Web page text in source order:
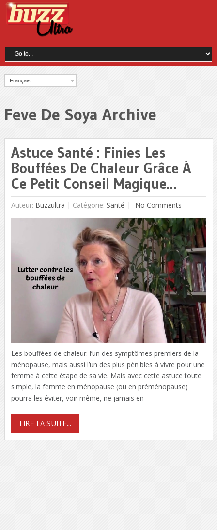
Français
Feve De Soya Archive
Astuce Santé : Finies Les
Bouffées De Chaleur Grâce À
Ce Petit Conseil Magique…
Auteur: Buzzultra | Catégorie: Santé No Comments
Les bouffées de chaleur: l’un des symptômes premiers de la
ménopause, mais aussi l’un des plus pénibles à vivre pour une
femme à cette étape de sa vie. Mais avec cette astuce toute
simple, la femme en ménopause (ou en préménopause)
pourra les éviter, voir même, ne jamais en
LIRE LA SUITE...